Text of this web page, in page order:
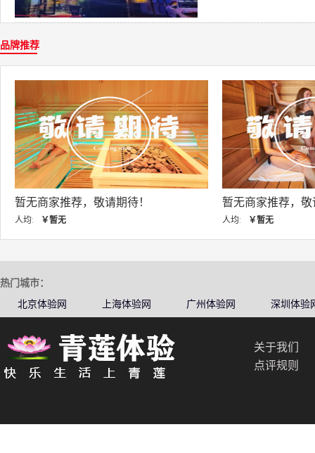
品牌推荐
无商家推荐，敬请期待！
均: ￥暂无
暂无商家推荐，敬请
人均: ￥暂无
热门城市：
北京体验网
上海体验网 广州体验网 深圳体验
关于我们
点评规则